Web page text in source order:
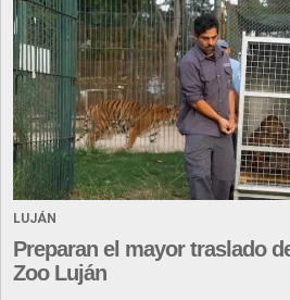
LUJÁN
Preparan el mayor traslado
Zoo Luján